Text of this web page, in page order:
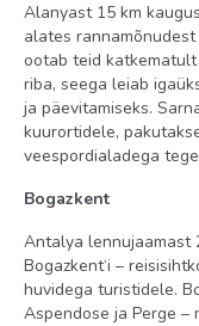
Alanyast 15 km
alates
ootab teid
riba, seega leiab
ja päevitamiseks.
kuurortidele,
veespordialadega
Bogazkent
Antalya lennujaamast
Bogazkent‘i –
huvidega turistidele.
Aspendose ja Perge